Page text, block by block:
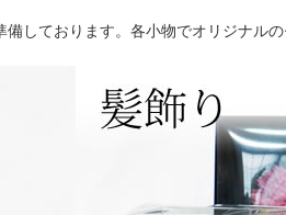
しております。各小物でオリジナル